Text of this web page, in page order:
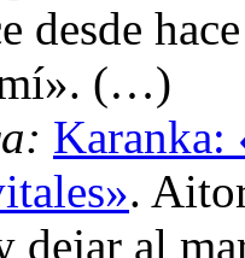
desde
mí». (…)
Karanka:
.
dejar al